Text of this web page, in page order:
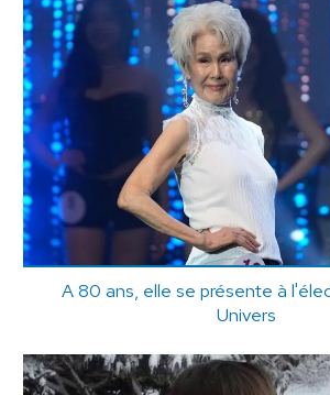
A 80 ans, elle se présente à
Univers